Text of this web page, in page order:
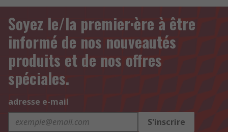
Soyez le/la premier·ère à être
informé de nos nouveautés
produits et de nos offres
spéciales.
adresse e-mail
S'inscrire